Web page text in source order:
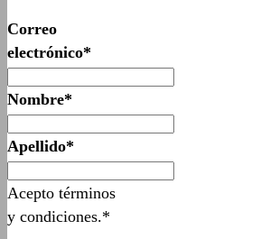
Correo
electrónico*
Nombre*
Apellido*
Acepto términos
y condiciones.*